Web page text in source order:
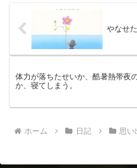
やなせ
体力が落ちたせいか、酷暑熱帯夜
か、寝てしまう。
ホーム 日記 思い